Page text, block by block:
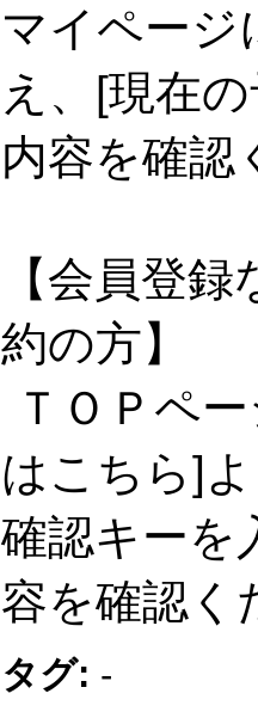
マイページ
え、[現在
内容を確認
【会員登
約の方】
ＴＯＰペ
はこちら]
確認キーを
容を確認く
タグ: -